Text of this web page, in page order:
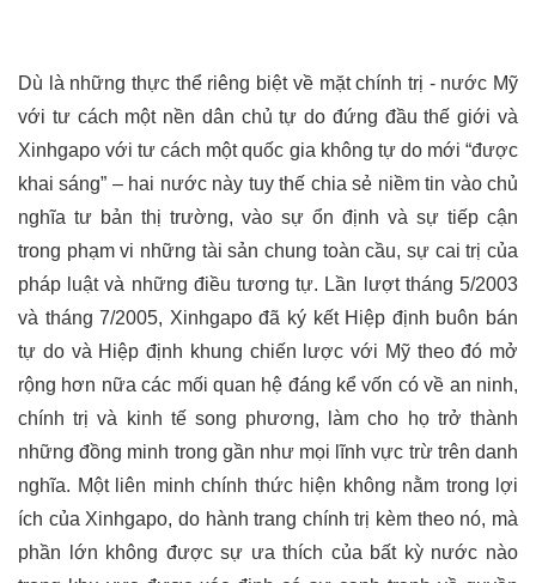
Dù là những thực thể riêng biệt về mặt chính trị - nước Mỹ
với tư cách một nền dân chủ tự do đứng đầu thế giới và
Xinhgapo với tư cách một quốc gia không tự do mới “được
khai sáng” – hai nước này tuy thế chia sẻ niềm tin vào chủ
nghĩa tư bản thị trường, vào sự ổn định và sự tiếp cận
trong phạm vi những tài sản chung toàn cầu, sự cai trị của
pháp luật và những điều tương tự. Lần lượt tháng 5/2003
và tháng 7/2005, Xinhgapo đã ký kết Hiệp định buôn bán
tự do và Hiệp định khung chiến lược với Mỹ theo đó mở
rộng hơn nữa các mối quan hệ đáng kể vốn có về an ninh,
chính trị và kinh tế song phương, làm cho họ trở thành
những đồng minh trong gần như mọi lĩnh vực trừ trên danh
nghĩa. Một liên minh chính thức hiện không nằm trong lợi
ích của Xinhgapo, do hành trang chính trị kèm theo nó, mà
phần lớn không được sự ưa thích của bất kỳ nước nào